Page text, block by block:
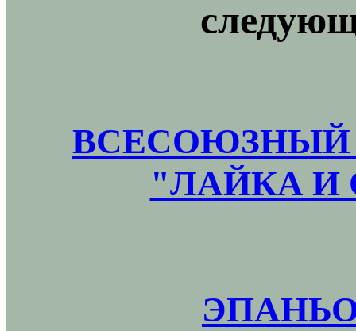
ВСЕСОЮЗНЫЙ
"ЛАЙКА И